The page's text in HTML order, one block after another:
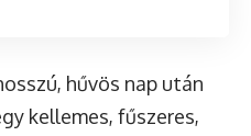
hűvös nap után
kellemes, fűszeres,